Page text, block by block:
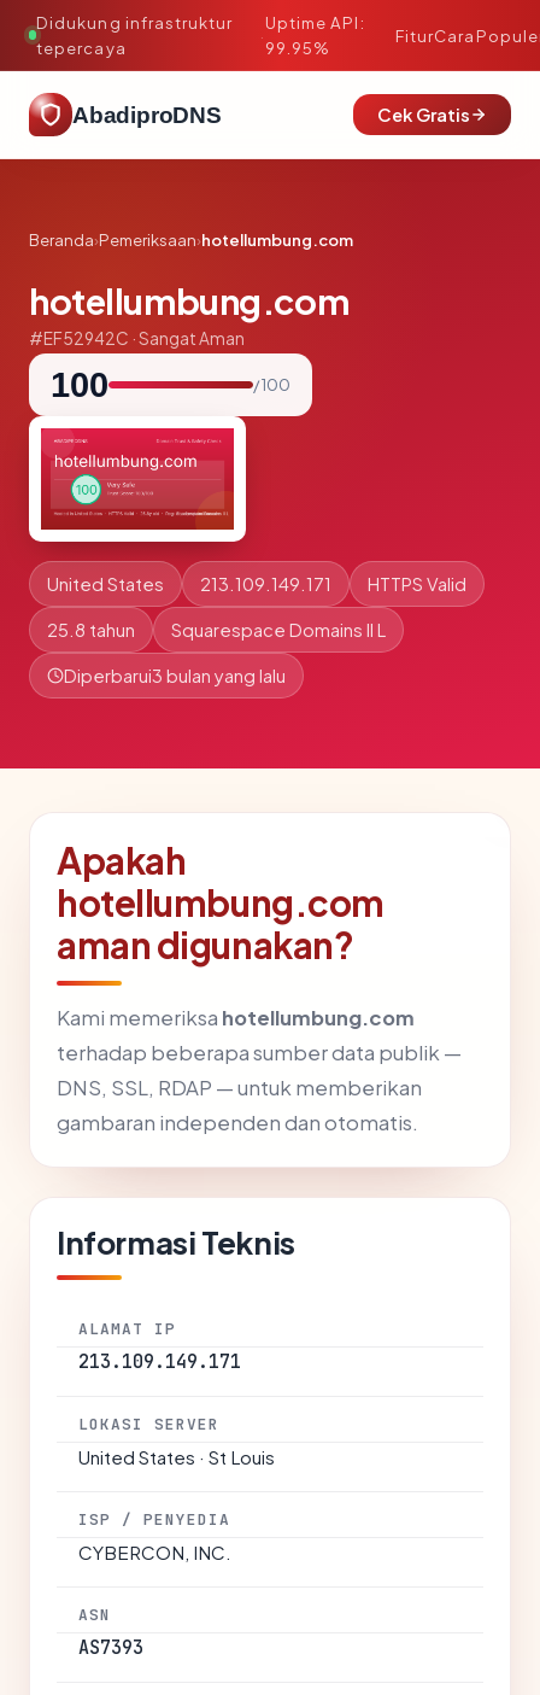
Didukung infrastruktur
tepercaya
·
Uptime API:
99.95%
FiturCara
AbadiproDNS Cek Gratis
Beranda›Pemeriksaan›hotellumbung.com
hotellumbung.com
#EF52942C · Sangat Aman
100 / 100
United States 213.109.149.171 HTTPS Valid
25.8 tahun Squarespace Domains II L
Diperbarui3 bulan yang lalu
Apakah
hotellumbung.com
aman digunakan?
Kami memeriksa hotellumbung.com
terhadap beberapa sumber data publik —
DNS, SSL, RDAP — untuk memberikan
gambaran independen dan otomatis.
Informasi Teknis
ALAMAT IP
213.109.149.171
LOKASI SERVER
United States · St Louis
ISP / PENYEDIA
CYBERCON, INC.
ASN
AS7393